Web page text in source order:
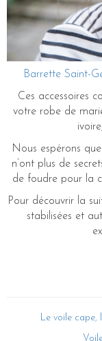
Barrette Saint-
Ces accessoires
votre robe de
Nous espérons
n’ont plus de
de foudre pour la
Pour découvrir la
stabilisées et
Le voile cape,